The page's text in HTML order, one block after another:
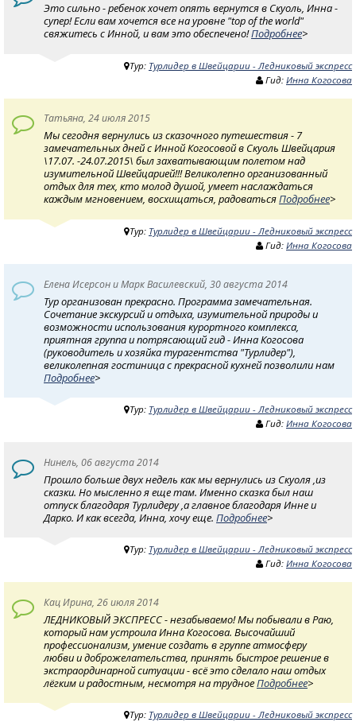
Это сильно - ребенок хочет опять вернутся в Скуоль, Инна -
супер! Если вам хочется все на уровне "top of the world"
свяжитесь с Инной, и вам это обеспечено!Подробнее>
Тур: Турлидер в Швейцарии - Ледниковый экспресс
Гид: Инна Когосова
Татьяна, 24 июля 2015
Мы сегодня вернулись из сказочного путешествия - 7
замечательных дней с Инной Когосовой в Скуоль Швейцария
\17.07. -24.07.2015\ был захватывающим полетом над
изумительной Швейцарией!!! Великолепно организованный
отдых для тех, кто молод душой, умеет наслаждаться
каждым мгновением, восхищаться, радоватьсяПодробнее>
Тур: Турлидер в Швейцарии - Ледниковый экспресс
Гид: Инна Когосова
Елена Исерсон и Марк Василевский, 30 августа 2014
Тур организован прекрасно. Программа замечательная.
Сочетание экскурсий и отдыха, изумительной природы и
возможности использования курортного комплекса,
приятная группа и потрясающий гид - Инна Когосова
(руководитель и хозяйка турагентства "Турлидер"),
великолепная гостиница с прекрасной кухней позволили нам
Подробнее>
Тур: Турлидер в Швейцарии - Ледниковый экспресс
Гид: Инна Когосова
Нинель, 06 августа 2014
Прошло больше двух недель как мы вернулись из Скуоля ,из
сказки. Но мысленно я еще там. Именно сказка был наш
отпуск благодаря Турлидеру ,а главное благодаря Инне и
Дарко. И как всегда, Инна, хочу еще. Подробнее>
Тур: Турлидер в Швейцарии - Ледниковый экспресс
Гид: Инна Когосова
Кац Ирина, 26 июля 2014
ЛЕДНИКОВЫЙ ЭКСПРЕСС - незабываемо! Мы побывали в Раю,
который нам устроила Инна Когосова. Высочайший
профессионализм, умение создать в группе атмосферу
любви и доброжелательства, принять быстрое решение в
экстраординарной ситуации - всё это сделало наш отдых
лёгким и радостным, несмотря на трудноеПодробнее>
Тур: Турлидер в Швейцарии - Ледниковый экспресс